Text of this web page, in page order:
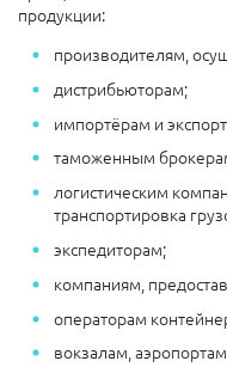
продукции:
производителям,
дистрибьюторам;
импортёрам и
таможенным
логистическим
транспортировка
экспедиторам;
компаниям,
операторам
вокзалам,